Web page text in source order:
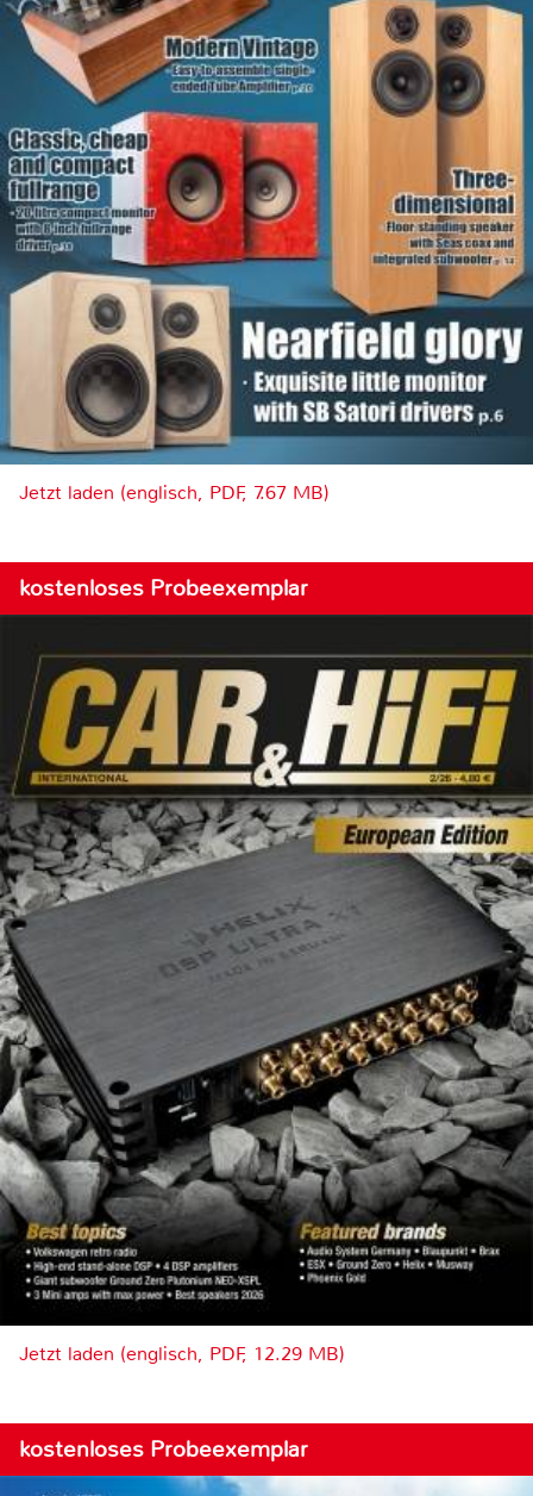
Jetzt laden (englisch, PDF, 7.67 MB)
kostenloses Probeexemplar
Jetzt laden (englisch, PDF, 12.29 MB)
kostenloses Probeexemplar